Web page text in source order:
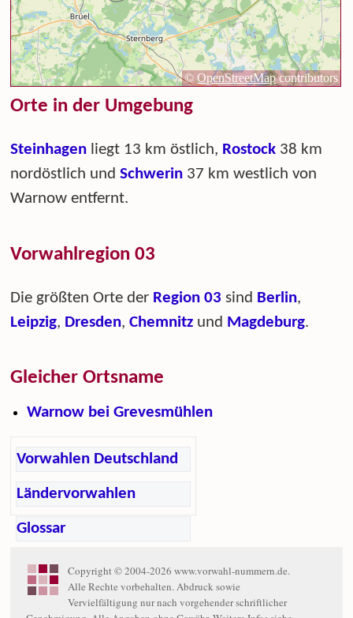
Orte in der Umgebung
Steinhagen liegt 13 km östlich, Rostock 38 km
nordöstlich undSchwerin 37 km westlich von
Warnow entfernt.
Vorwahlregion 03
Die größten Orte der Region 03 sind Berlin,
Leipzig, Dresden,Chemnitz und Magdeburg.
Gleicher Ortsname
Warnow bei Grevesmühlen
Vorwahlen Deutschland
Ländervorwahlen
Glossar
Copyright © 2004-2026 www.vorwahl-nummern.de.
Alle Rechte vorbehalten. Abdruck sowie
Vervielfältigung nur nach vorgehender schriftlicher